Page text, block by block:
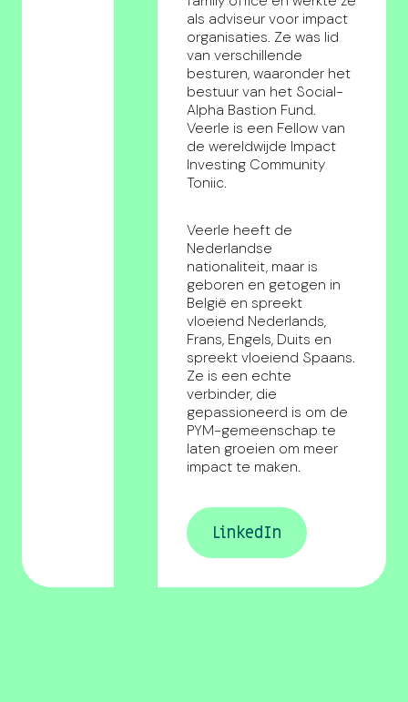
als adviseur voor impact
organisaties. Ze was lid
van verschillende
besturen, waaronder het
bestuur van het Social-
Alpha Bastion Fund.
Veerle is een Fellow van
de wereldwijde Impact
Investing Community
Toniic.
Veerle heeft de
Nederlandse
nationaliteit, maar is
geboren en getogen in
België en spreekt
vloeiend Nederlands,
Frans, Engels, Duits en
spreekt vloeiend Spaans.
Ze is een echte
verbinder, die
gepassioneerd is om de
PYM-gemeenschap te
laten groeien om meer
impact te maken.
LinkedIn